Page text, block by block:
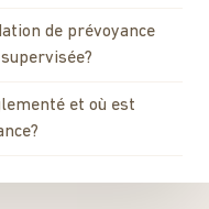
de prévoyance
et où est